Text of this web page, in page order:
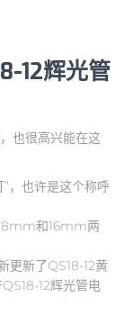
12辉光管
也很高兴能在这
，也许是这个称呼
和16mm两
更新了QS18-12黄
12辉光管电